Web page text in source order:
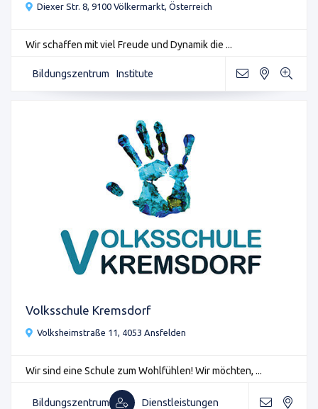
Diexer Str. 8, 9100 Völkermarkt, Österreich
Wir schaffen mit viel Freude und Dynamik die ...
Bildungszentrum Institute
Volksschule Kremsdorf
Volksheimstraße 11, 4053 Ansfelden
Wir sind eine Schule zum Wohlfühlen! Wir möchten, ...
Bildungszentrum Dienstleistungen